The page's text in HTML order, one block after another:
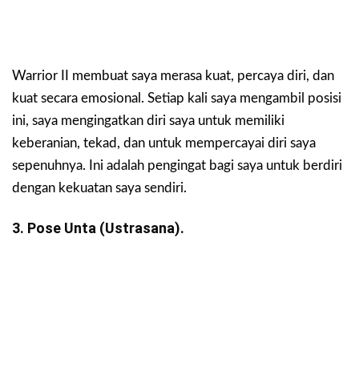
Warrior II membuat saya merasa kuat, percaya diri, dan
kuat secara emosional. Setiap kali saya mengambil posisi
ini, saya mengingatkan diri saya untuk memiliki
keberanian, tekad, dan untuk mempercayai diri saya
sepenuhnya. Ini adalah pengingat bagi saya untuk berdiri
dengan kekuatan saya sendiri.
3. Pose Unta (ustrasana).